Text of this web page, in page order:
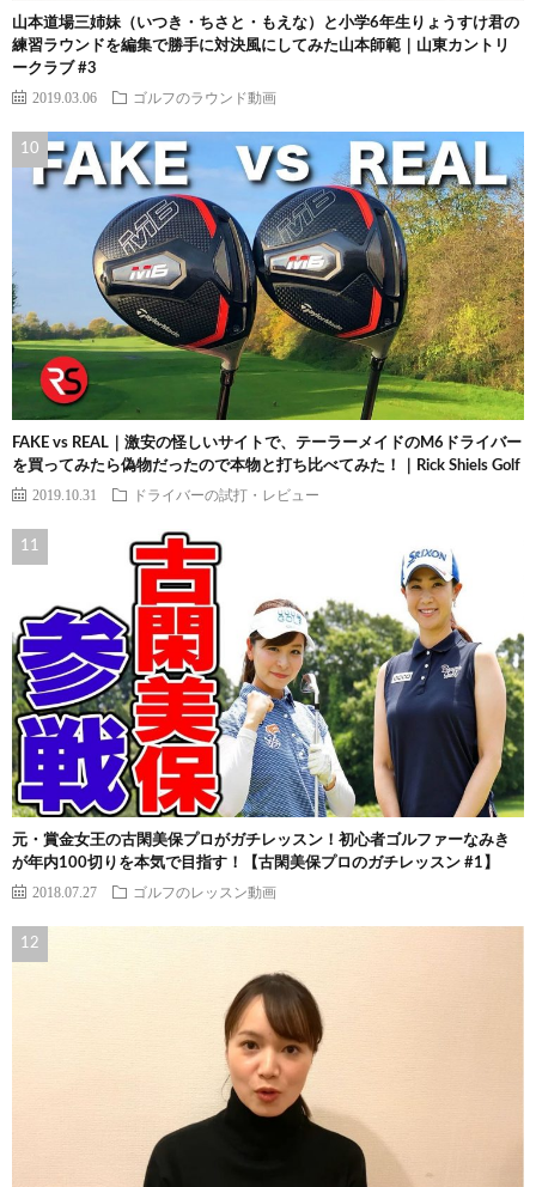
山本道場三姉妹（いつき・ちさと・もえな）と小学6年生りょうすけ君の
練習ラウンドを編集で勝手に対決風にしてみた山本師範｜山東カントリ
ークラブ #3
2019.03.06 ゴルフのラウンド動画
FAKE vs REAL｜激安の怪しいサイトで、テーラーメイドのM6ドライバー
を買ってみたら偽物だったので本物と打ち比べてみた！｜Rick Shiels Golf
2019.10.31 ドライバーの試打・レビュー
元・賞金女王の古閑美保プロがガチレッスン！初心者ゴルファーなみき
が年内100切りを本気で目指す！【古閑美保プロのガチレッスン #1】
2018.07.27 ゴルフのレッスン動画